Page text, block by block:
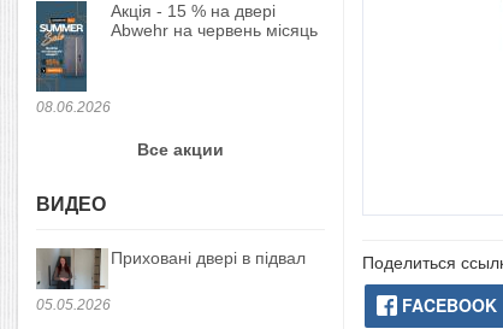
08.06.2026
Акція - 15 % на двері
Abwehr на червень місяць
Все акции
ВИДЕО
05.05.2026
Приховані двері в підвал Поделиться
FACEBOOK